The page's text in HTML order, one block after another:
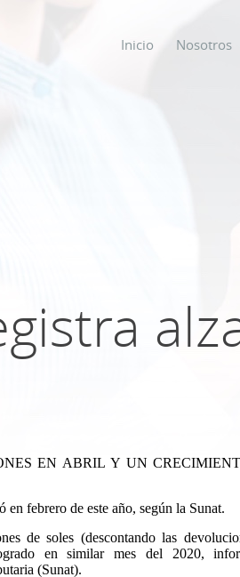
Inicio Nosotros
EN ABRIL Y UN
febrero de este año, según la Sunat.
de soles (descontando las
en similar mes del 2020,
(Sunat).